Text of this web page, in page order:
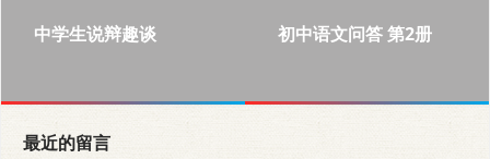
中学生说辩趣谈
初中语文问答 第2册
最近的留言